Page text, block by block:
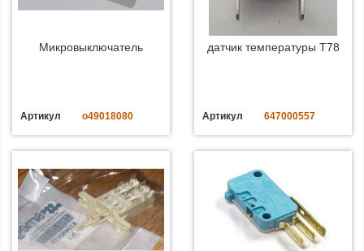
Микровыключатель
Артикул o49018080
датчик температуры T78
Артикул 647000557